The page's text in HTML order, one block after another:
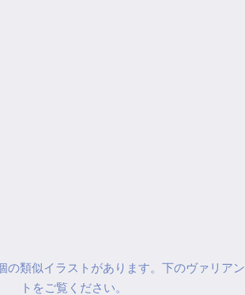
の類似イラストがあります。下のヴァリアン
トをご覧ください。